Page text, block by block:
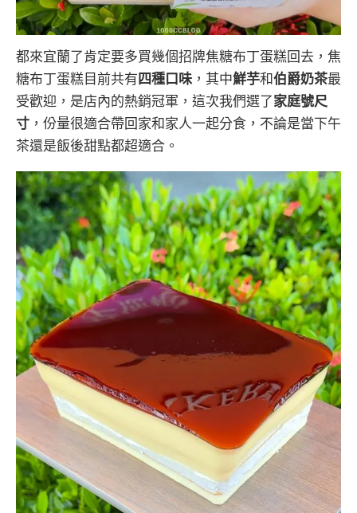
都來宜蘭了肯定要多買幾個招牌焦糖布丁蛋糕回去，焦
糖布丁蛋糕目前共有 四種口味 ，其中鮮芋和伯爵奶茶最
受歡迎，是店內的熱銷冠軍，這次我們選了 家庭號尺
寸 ，份量很適合帶回家和家人一起分食，不論是當下午
茶還是飯後甜點都超適合。